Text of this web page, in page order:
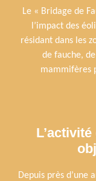
Le « Bridage de
l’impact des
résidant dans les
de fauche,
mammifères
Depuis près d’une